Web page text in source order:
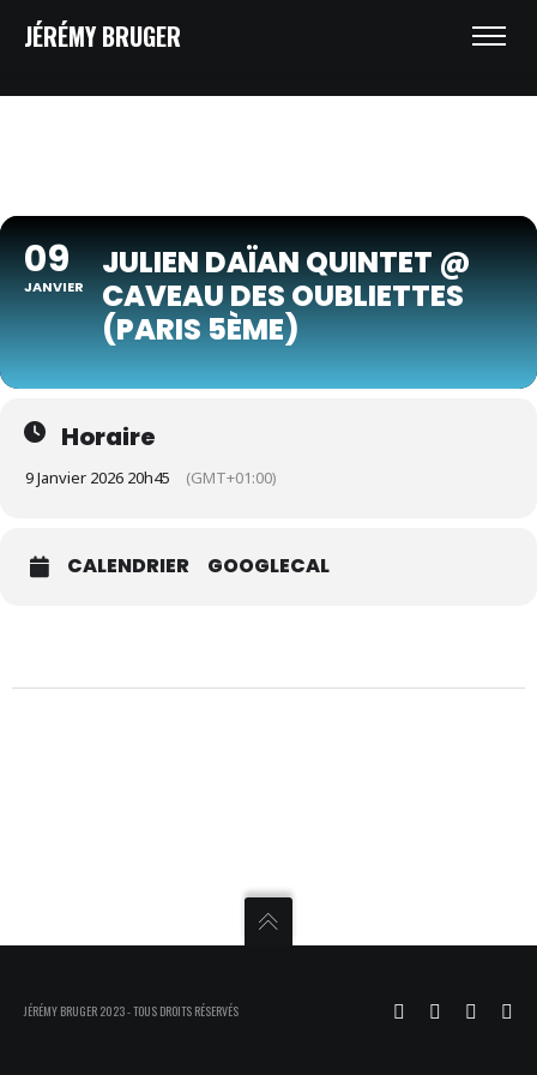
JÉRÉMY BRUGER
09
JANVIER
JULIEN DAÏAN QUINTET @
CAVEAU DES OUBLIETTES
(PARIS 5ÈME)
Horaire
9 Janvier 2026 20h45 (GMT+01:00)
CALENDRIER GOOGLECAL
JÉRÉMY BRUGER 2023 - TOUS DROITS RÉSERVÉS